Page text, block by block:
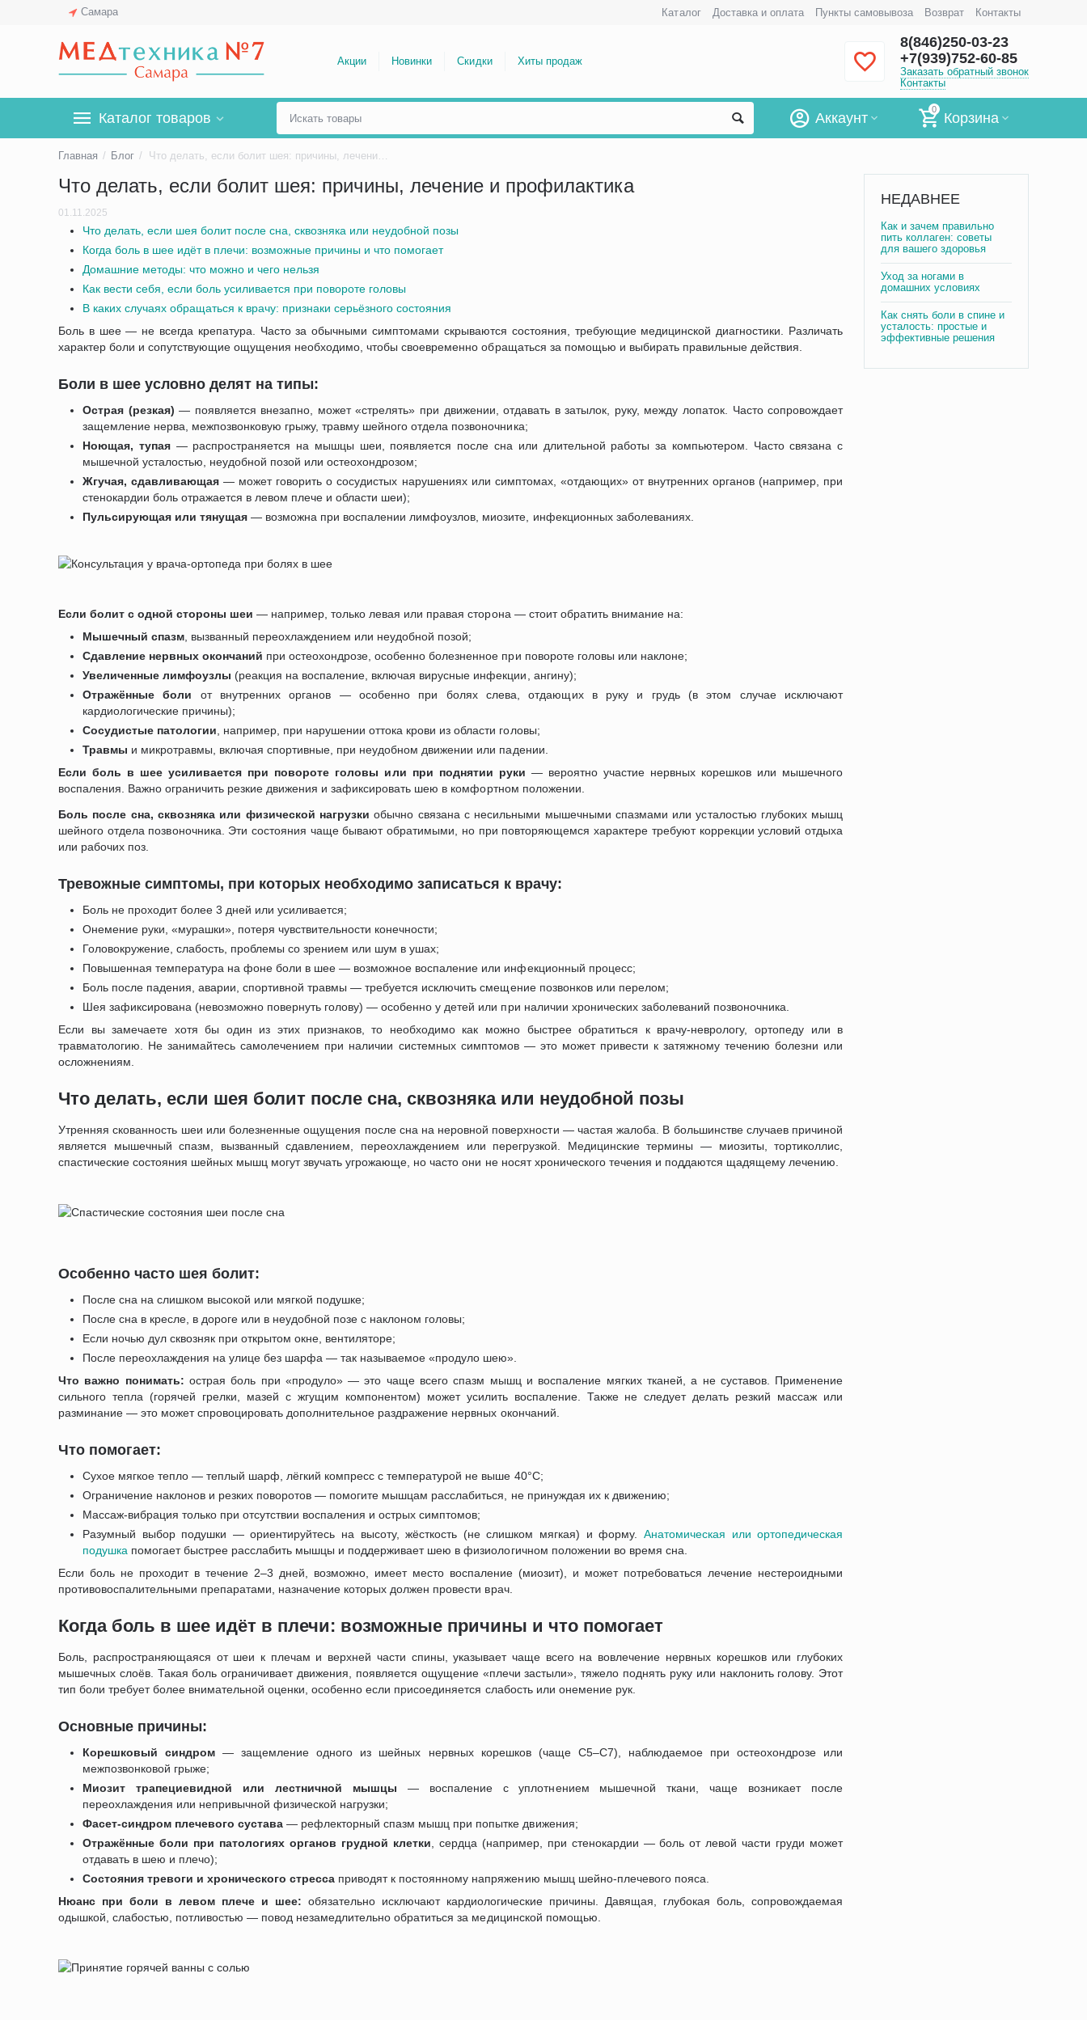
Самара Каталог Доставка и оплата Пункты самовывоза Возврат Контакты
Акции Новинки Скидки Хиты продаж
8(846)250-03-23
+7(939)752-60-85
Заказать обратный звонок
Контакты
Каталог товаров
0
Корзина
Аккаунт
Главная / Блог / Что делать, если болит шея: причины, лечение и профилактика
Что делать, если болит шея: причины, лечение и профилактика
01.11.2025
Что делать, если шея болит после сна, сквозняка или неудобной позы
Когда боль в шее идёт в плечи: возможные причины и что помогает
Домашние методы: что можно и чего нельзя
Как вести себя, если боль усиливается при повороте головы
В каких случаях обращаться к врачу: признаки серьёзного состояния
Боль в шее — не всегда крепатура. Часто за обычными симптомами скрываются состояния, требующие медицинской диагностики. Различать
характер боли и сопутствующие ощущения необходимо, чтобы своевременно обращаться за помощью и выбирать правильные действия.
Боли в шее условно делят на типы:
Острая (резкая) — появляется внезапно, может «стрелять» при движении, отдавать в затылок, руку, между лопаток. Часто сопровождает
защемление нерва, межпозвонковую грыжу, травму шейного отдела позвоночника;
Ноющая, тупая— распространяется на мышцы шеи, появляется после сна или длительной работы за компьютером. Часто связана с
мышечной усталостью, неудобной позой или остеохондрозом;
Жгучая, сдавливающая — может говорить о сосудистых нарушениях или симптомах, «отдающих» от внутренних органов (например, при
стенокардии боль отражается в левом плече и области шеи);
Пульсирующая или тянущая — возможна при воспалении лимфоузлов, миозите, инфекционных заболеваниях.
Если болит с одной стороны шеи — например, только левая или правая сторона — стоит обратить внимание на:
Мышечный спазм , вызванный переохлаждением или неудобной позой;
Сдавление нервных окончаний при остеохондрозе, особенно болезненное при повороте головы или наклоне;
Увеличенные лимфоузлы (реакция на воспаление, включая вирусные инфекции, ангину);
Отражённые боли от внутренних органов — особенно при болях слева, отдающих в руку и грудь (в этом случае исключают
кардиологические причины);
Сосудистые патологии , например, при нарушении оттока крови из области головы;
Травмы и микротравмы, включая спортивные, при неудобном движении или падении.
Если боль в шее усиливается при повороте головы или при поднятии руки — вероятно участие нервных корешков или мышечного
воспаления. Важно ограничить резкие движения и зафиксировать шею в комфортном положении.
Боль после сна, сквозняка или физической нагрузки обычно связана с несильными мышечными спазмами или усталостью глубоких мышц
шейного отдела позвоночника. Эти состояния чаще бывают обратимыми, но при повторяющемся характере требуют коррекции условий отдыха
или рабочих поз.
Тревожные симптомы, при которых необходимо записаться к врачу:
Боль не проходит более 3 дней или усиливается;
Онемение руки, «мурашки», потеря чувствительности конечности;
Головокружение, слабость, проблемы со зрением или шум в ушах;
Повышенная температура на фоне боли в шее — возможное воспаление или инфекционный процесс;
Боль после падения, аварии, спортивной травмы — требуется исключить смещение позвонков или перелом;
Шея зафиксирована (невозможно повернуть голову) — особенно у детей или при наличии хронических заболеваний позвоночника.
Если вы замечаете хотя бы один из этих признаков, то необходимо как можно быстрее обратиться к врачу-неврологу, ортопеду или в
травматологию. Не занимайтесь самолечением при наличии системных симптомов — это может привести к затяжному течению болезни или
осложнениям.
Что делать, если шея болит после сна, сквозняка или неудобной позы
Утренняя скованность шеи или болезненные ощущения после сна на неровной поверхности — частая жалоба. В большинстве случаев причиной
является мышечный спазм, вызванный сдавлением, переохлаждением или перегрузкой. Медицинские термины — миозиты, тортиколлис,
спастические состояния шейных мышц могут звучать угрожающе, но часто они не носят хронического течения и поддаются щадящему лечению.
Особенно часто шея болит:
После сна на слишком высокой или мягкой подушке;
После сна в кресле, в дороге или в неудобной позе с наклоном головы;
Если ночью дул сквозняк при открытом окне, вентиляторе;
После переохлаждения на улице без шарфа — так называемое «продуло шею».
Что важно понимать: острая боль при «продуло» — это чаще всего спазм мышц и воспаление мягких тканей, а не суставов. Применение
сильного тепла (горячей грелки, мазей с жгущим компонентом) может усилить воспаление. Также не следует делать резкий массаж или
разминание — это может спровоцировать дополнительное раздражение нервных окончаний.
Что помогает:
Сухое мягкое тепло — теплый шарф, лёгкий компресс с температурой не выше 40°C;
Ограничение наклонов и резких поворотов — помогите мышцам расслабиться, не принуждая их к движению;
Массаж-вибрация только при отсутствии воспаления и острых симптомов;
Разумный выбор подушки — ориентируйтесь на высоту, жёсткость (не слишком мягкая) и форму. Анатомическая или ортопедическая
подушка помогает быстрее расслабить мышцы и поддерживает шею в физиологичном положении во время сна.
Если боль не проходит в течение 2–3 дней, возможно, имеет место воспаление (миозит), и может потребоваться лечение нестероидными
противовоспалительными препаратами, назначение которых должен провести врач.
Когда боль в шее идёт в плечи: возможные причины и что помогает
Боль, распространяющаяся от шеи к плечам и верхней части спины, указывает чаще всего на вовлечение нервных корешков или глубоких
мышечных слоёв. Такая боль ограничивает движения, появляется ощущение «плечи застыли», тяжело поднять руку или наклонить голову. Этот
тип боли требует более внимательной оценки, особенно если присоединяется слабость или онемение рук.
Основные причины:
Корешковый синдром — защемление одного из шейных нервных корешков (чаще C5–C7), наблюдаемое при остеохондрозе или
межпозвонковой грыже;
Миозит трапециевидной или лестничной мышцы — воспаление с уплотнением мышечной ткани, чаще возникает после
переохлаждения или непривычной физической нагрузки;
Фасет-синдром плечевого сустава — рефлекторный спазм мышц при попытке движения;
Отражённые боли при патологиях органов грудной клетки , сердца (например, при стенокардии — боль от левой части груди может
отдавать в шею и плечо);
Состояния тревоги и хронического стресса приводят к постоянному напряжению мышц шейно-плечевого пояса.
Нюанс при боли в левом плече и шее: обязательно исключают кардиологические причины. Давящая, глубокая боль, сопровождаемая
одышкой, слабостью, потливостью — повод незамедлительно обратиться за медицинской помощью.
НЕДАВНЕЕ
Как и зачем правильно
пить коллаген: советы
для вашего здоровья
Уход за ногами в
домашних условиях
Как снять боли в спине и
усталость: простые и
эффективные решения